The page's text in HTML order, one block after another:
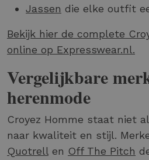
Jassen die elke outfit
Bekijk hier de complete
online op Expresswear.nl.
Vergelijkbare
herenmode
Croyez Homme staat niet
naar kwaliteit en stijl.
Quotrell en Off The Pitch